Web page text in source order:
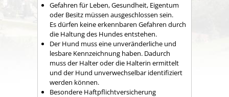
Gefahren für Leben, Gesundheit, Eigentum
oder Besitz müssen ausgeschlossen sein.
Es dürfen keine erkennbaren Gefahren durch
die Haltung des Hundes entstehen.
Der Hund muss eine unveränderliche und
lesbare Kennzeichnung haben. Dadurch
muss der Halter oder die Halterin ermittelt
und der Hund unverwechselbar identifiziert
werden können.
Besondere Haftpflichtversicherung